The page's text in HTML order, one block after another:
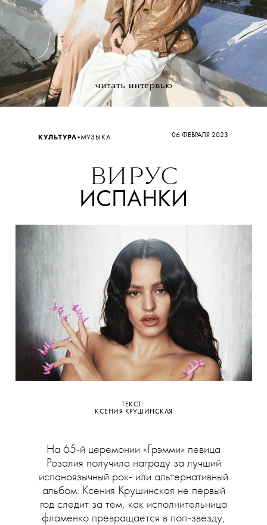
06 ФЕВРАЛЯ 2023
КУЛЬТУРА•МУЗЫКА
ВИРУС
ИСПАНКИ
ТЕКСТ:
КСЕНИЯ КРУШИНСКАЯ
На 65-й церемонии «Грэмми» певица
Розалия получила награду за лучший
испаноязычный рок- или альтернативный
альбом. Ксения Крушинская не первый
год следит за тем, как исполнительница
фламенко превращается в поп-звезду,